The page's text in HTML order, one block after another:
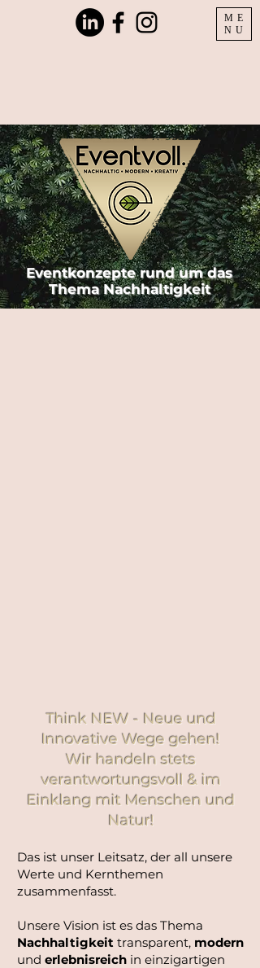
ME
NU
Eventkonzepte rund um das
Thema Nachhaltigkeit
Think NEW - Neue und
Innovative Wege gehen!
Wir handeln stets
verantwortungsvoll & im
Einklang mit Menschen und
Natur!
Das ist unser Leitsatz, der all unsere
Werte und Kernthemen
zusammenfasst.
Unsere Vision ist es das Thema
Nachhaltigkeit transparent, modern
und erlebnisreich in einzigartigen